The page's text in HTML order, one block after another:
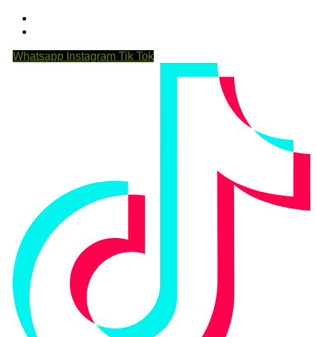
Whatsapp Instagram Tik Tok